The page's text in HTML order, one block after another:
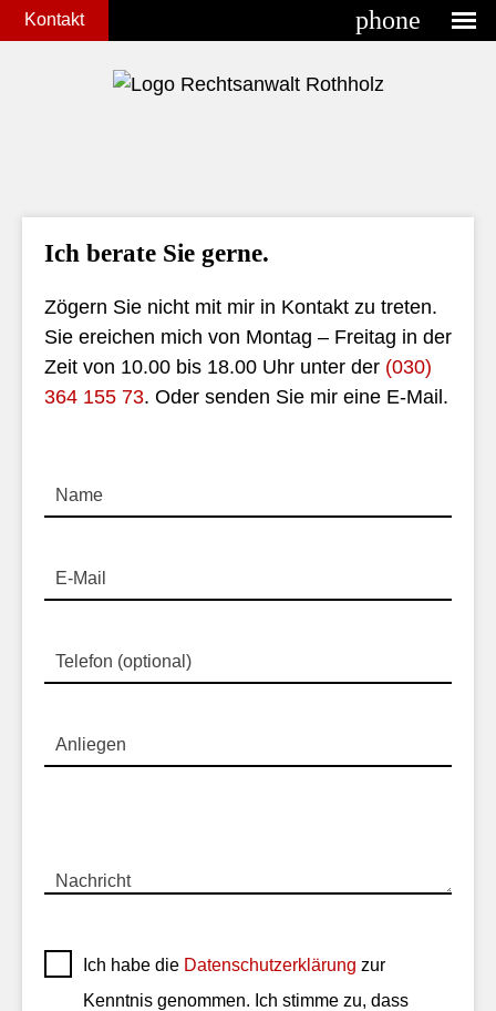
Kontakt phone
Ich berate Sie gerne.
Zögern Sie nicht mit mir in Kontakt zu treten.
Sie ereichen mich von Montag – Freitag in der
Zeit von 10.00 bis 18.00 Uhr unter der (030)
364 155 73. Oder senden Sie mir eine E-Mail.
Name
E-Mail
Telefon (optional)
Anliegen
Nachricht
Ich habe die Datenschutzerklärung zur
Kenntnis genommen. Ich stimme zu, dass